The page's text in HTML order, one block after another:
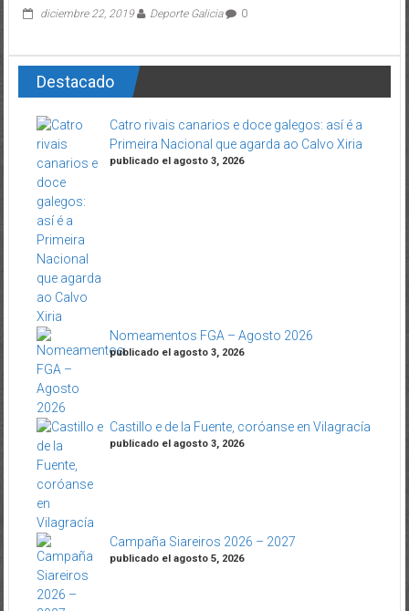
diciembre 22, 2019 Deporte Galicia 0
Destacado
Catro rivais canarios e doce galegos: así é a
Primeira Nacional que agarda ao Calvo Xiria
publicado el agosto 3, 2026
Nomeamentos FGA – Agosto 2026
publicado el agosto 3, 2026
Castillo e de la Fuente, coróanse en Vilagracía
publicado el agosto 3, 2026
Campaña Siareiros 2026 – 2027
publicado el agosto 5, 2026